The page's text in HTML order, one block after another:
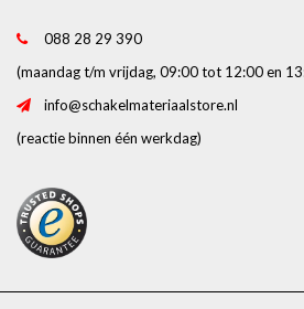
088 28 29 390
(maandag t/m vrijdag, 09:00 tot 12:00 en
info@schakelmateriaalstore.nl
(reactie binnen één werkdag)